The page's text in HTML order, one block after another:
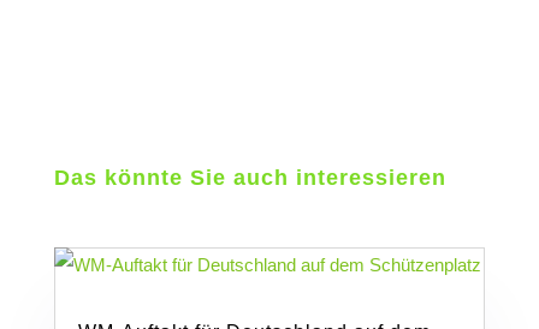
Das könnte Sie auch interessieren